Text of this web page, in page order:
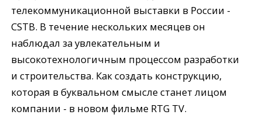
телекоммуникационной выставки в России -
CSTB. В течение нескольких месяцев он
наблюдал за увлекательным и
высокотехнологичным процессом разработки
и строительства. Как создать конструкцию,
которая в буквальном смысле станет лицом
компании - в новом фильме RTG TV.